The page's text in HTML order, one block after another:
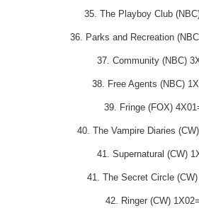
35. The Playboy Club
36. Parks and Recreation
37. Community (NBC)
38. Free Agents (NBC)
39. Fringe (FOX)
40. The Vampire Diaries
41. Supernatural (CW)
41. The Secret Circle
42. Ringer (CW)